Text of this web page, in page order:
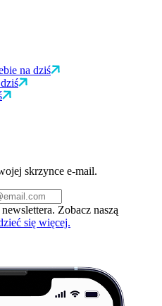
na dziś
skrzynce e-mail.
Zobacz naszą
się więcej.